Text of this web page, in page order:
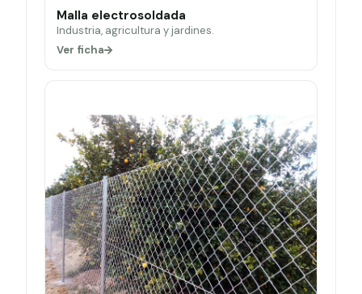
Malla electrosoldada
Industria, agricultura y jardines.
Ver ficha